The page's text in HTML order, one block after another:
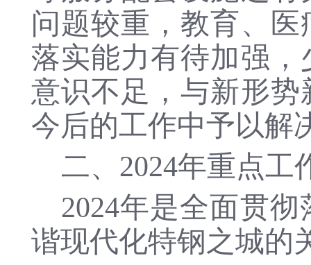
问题较重，教育、
落实能力有待加强
意识不足，与新形
今后的工作中予以解
二、 2024年重点工
2024年是全面贯
谐现代化特钢之城的